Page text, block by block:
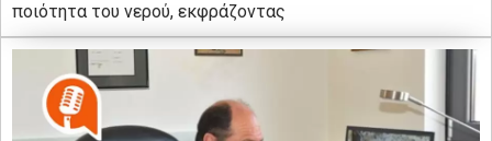
ποιότητα του νερού, εκφράζοντας